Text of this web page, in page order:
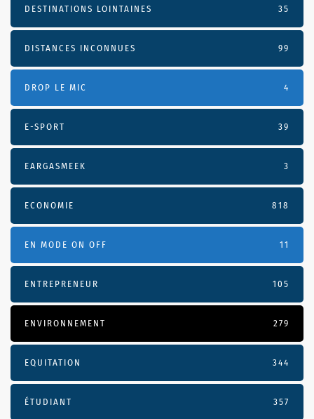
DESTINATIONS LOINTAINES 35
DISTANCES INCONNUES 99
DROP LE MIC 4
E-SPORT 39
EARGASMEEK 3
ECONOMIE 818
EN MODE ON OFF 11
ENTREPRENEUR 105
ENVIRONNEMENT 279
EQUITATION 344
ÉTUDIANT 357